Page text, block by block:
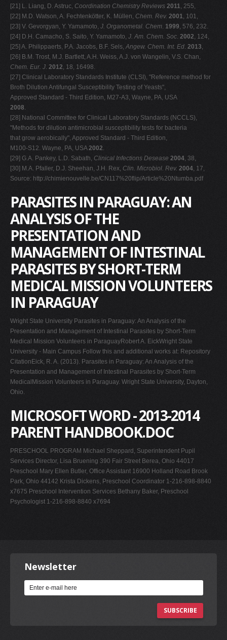
[21] L. Liang, D. Astruc, Coordination Chemistry Reviews 2011, 255,
[22] M.D. Watson, A. Fechtenkötter, K. Müllen, Chem. Rev. 2001, 101,
[23] V. Gevorgyan, Y. Yamamoto, J. Organometal. Chem. 1999, 576, 232.
[24] D.H. Camacho, S. Saito, Y. Yamamoto, J. Am. Chem. Soc. 2002, 124,
[25] A. Philippaerts, P.A. Jacobs, B.F. Sels,Angew. Chem. Int. Ed. 2013,
[26] B.M. Trost, M.J. Bartlett, A.H. Weiss, A.J. von Wangelin, V.S. Chan,
Chem. Eur. J. 2012, 18, 16498.
[27] Clinical Laboratory Standards Institute (CLSI), "Reference method for
Broth Dilution Antifungal Susceptibility Testing of Yeasts",
Approved Standard - Third Edition, M27-A3, Wayne, PA, USA
2008.
[28] National Committee for Clinical Laboratory Standards (NCCLS),
"Methods for dilution antimicrobial susceptibility tests for bacteria
that grow aerobically", Approved Standard - Third Edition,
M100-S12. Wayne, PA, USA2002.
[29] G.A. Pankey, L.D. Sabath, Clinical Infections Desease 2004, 38,
[30] M.A. Pfaller, D.J. Sheehan, J.H. Rex, Clin. Microbiol. Rev. 2004, 17,
Source: http://chimienouvelle.be/CN117%20flip/Article%20Ntumba.pdf
PARASITES IN PARAGUAY: AN
ANALYSIS OF THE
PRESENTATION AND
MANAGEMENT OF INTESTINAL
PARASITES BY SHORT-TERM
MEDICAL MISSION VOLUNTEERS
IN PARAGUAY
Wright State University Parasites in Paraguay: An Analysis of the
Presentation and Management of Intestinal Parasites by Short-Term
Medical Mission Volunteers in ParaguayRobert A. EickWright State
University - Main Campus Follow this and additional works at: Repository
CitationEick, R. A. (2013). Parasites in Paraguay: An Analysis of the
Presentation and Management of Intestinal Parasites by Short-Term
MedicalMission Volunteers in Paraguay. Wright State University, Dayton,
Ohio.
MICROSOFT WORD - 2013-2014
PARENT HANDBOOK.DOC
PRESCHOOL PROGRAM Michael Sheppard, Superintendent Pupil
Services Director, Lisa Bruening 390 Fair Street Berea, Ohio 44017
Preschool Mary Ellen Butler, Office Assistant 16900 Holland Road Brook
Park, Ohio 44142 Krista Dickens, Preschool Coordinator 1-216-898-8840
x7675 Preschool Intervention Services Bethany Baker, Preschool
Psychologist 1-216-898-8840 x7694
Newsletter
SUBSCRIBE